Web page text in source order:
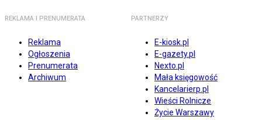
REKLAMA I PRENUMERATA
Reklama
Ogłoszenia
Prenumerata
Archiwum
PARTNERZY
E-kiosk.pl
E-gazety.pl
Nexto.pl
Mała księgowość
Kancelarierp.pl
Wieści Rolnicze
Życie Warszawy